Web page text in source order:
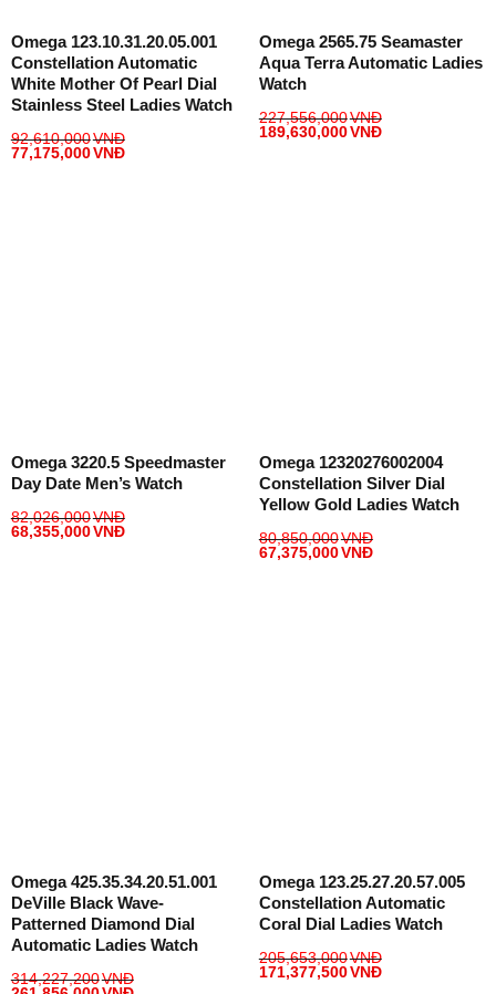
Omega 123.10.31.20.05.001
Constellation Automatic
White Mother Of Pearl Dial
Stainless Steel Ladies Watch
92,610,000VNĐ
77,175,000VNĐ
Omega 2565.75 Seamaster
Aqua Terra Automatic Ladies
Watch
227,556,000VNĐ
189,630,000VNĐ
Omega 3220.5 Speedmaster
Day Date Men’s Watch
82,026,000VNĐ
68,355,000VNĐ
Omega 12320276002004
Constellation Silver Dial
Yellow Gold Ladies Watch
80,850,000VNĐ
67,375,000VNĐ
Omega 425.35.34.20.51.001
DeVille Black Wave-
Patterned Diamond Dial
Automatic Ladies Watch
314,227,200VNĐ
Omega 123.25.27.20.57.005
Constellation Automatic
Coral Dial Ladies Watch
205,653,000VNĐ
171,377,500VNĐ